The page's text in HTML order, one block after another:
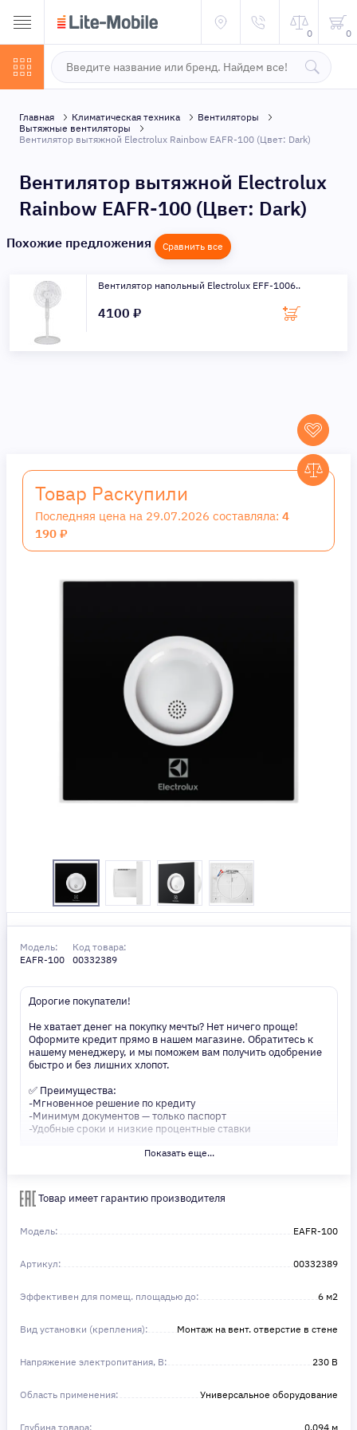
0 0
Главная Климатическая техника
Вентиляторы
Вытяжные вентиляторы
Вентилятор вытяжной Electrolux Rainbow EAFR-100 (Цвет: Dark)
Вентилятор вытяжной Electrolux
Rainbow EAFR-100 (Цвет: Dark)
Похожие предложения Сравнить все
Вентилятор напольный Electrolux EFF-1006..
4100 ₽
Товар Раскупили
Последняя цена на 29.07.2026 составляла: 4
190 ₽
Модель:
EAFR-100
Код товара:
00332389
Дорогие покупатели!
Не хватает денег на покупку мечты? Нет ничего проще!
Оформите кредит прямо в нашем магазине. Обратитесь к
нашему менеджеру, и мы поможем вам получить одобрение
быстро и без лишних хлопот.
✅ Преимущества:
-Мгновенное решение по кредиту
-Минимум документов — только паспорт
-Удобные сроки и низкие процентные ставки
Не откладывайте свои желания на потом! Получите то, что
Показать еще...
Товар имеет гарантию производителя
Модель: EAFR-100
Артикул: 00332389
Эффективен для помещ. площадью до: 6 м2
Вид установки (крепления): Монтаж на вент. отверстие в стене
Напряжение электропитания, В: 230 В
Область применения: Универсальное оборудование
Глубина товара: 0.094 м